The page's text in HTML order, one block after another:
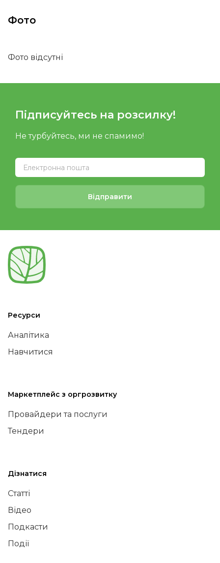
Фото
Фото відсутні
Підписуйтесь на розсилку!
Не турбуйтесь, ми не спамимо!
Відправити
Ресурси
Аналітика
Навчитися
Маркетплейс з оргрозвитку
Провайдери та послуги
Тендери
Дізнатися
Статті
Відео
Подкасти
Події